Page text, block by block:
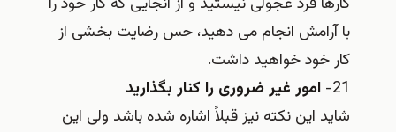
با آرامش انجام می دهید، حس رضایت بخشی از
کار خود خواهید داشت.
21- امور غیر ضروری را کنار بگذارید
شاید این نکته نیز قبلاً اشاره شده باشد ولی این